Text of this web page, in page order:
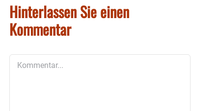
Hinterlassen Sie einen
Kommentar